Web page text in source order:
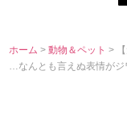
ホーム >動物＆ペット>
…なんとも言えぬ表情がジ